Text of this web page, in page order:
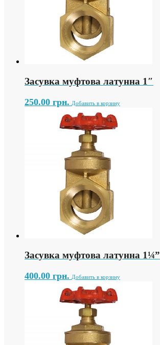
Засувка муфтова латунна 1″
250.00 грн. Добавить в корзину
Засувка муфтова латунна 1¼”
400.00 грн. Добавить в корзину